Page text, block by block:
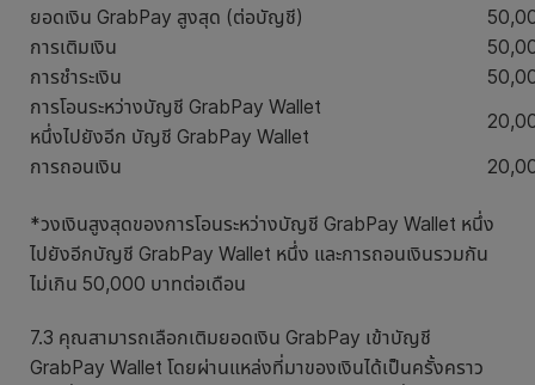
ยอดเงิน GrabPay สูงสุด (ต่อบัญชี)
การเติมเงิน
การชำระเงิน
การโอนระหว่างบัญชี GrabPay Wallet
หนึ่งไปยังอีก บัญชี GrabPay Wallet
การถอนเงิน
*วงเงินสูงสุดของการโอนระหว่างบัญชี GrabPay Wallet หนึ่ง
ไปยังอีกบัญชี GrabPay Wallet หนึ่ง และการถอนเงินรวมกัน
ไม่เกิน 50,000 บาทต่อเดือน
7.3 คุณสามารถเลือกเติมยอดเงิน GrabPay เข้าบัญชี
GrabPay Wallet โดยผ่านแหล่งที่มาของเงินได้เป็นครั้งคราว